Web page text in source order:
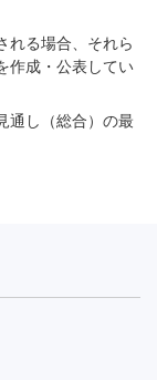
れる場合、それら
作成・公表してい
通し（総合）の最